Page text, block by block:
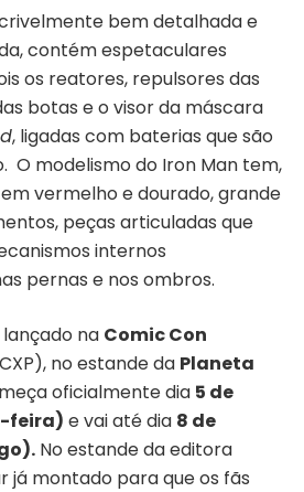
bem detalhada e
contém espetaculares
os reatores, repulsores das
botas e o visor da máscara
, ligadas com baterias que são
O modelismo do Iron Man tem,
vermelho e dourado, grande
peças articuladas que
internos
pernas e nos ombros.
na Comic Con
no estande da Planeta
oficialmente dia 5 de
feira) e vai até dia 8 de
No estande da editora
já montado para que os fãs